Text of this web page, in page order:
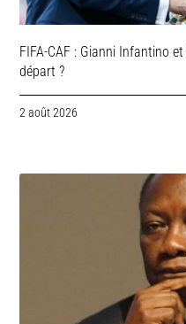
FIFA-CAF : Gianni Infantino
départ ?
2 août 2026